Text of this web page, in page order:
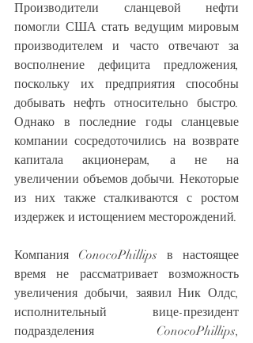
Производители сланцевой нефти
помогли США стать ведущим мировым
производителем и часто отвечают за
восполнение дефицита предложения,
поскольку их предприятия способны
добывать нефть относительно быстро.
Однако в последние годы сланцевые
компании сосредоточились на возврате
капитала акционерам, а не на
увеличении объемов добычи. Некоторые
из них также сталкиваются с ростом
издержек и истощением месторождений.
Компания ConocoPhillips в настоящее
время не рассматривает возможность
увеличения добычи, заявил Ник Олдс,
исполнительный вице-президент
подразделения ConocoPhillips,